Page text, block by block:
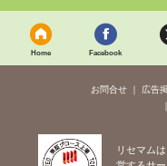
Home Facebook
お問合せ 広告
リセマム